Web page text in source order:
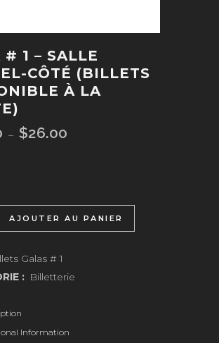
# 1 – SALLE
CÔTÉ (BILLETS
À LA
– $26.00
$26.00
AJOUTER AU PANIER
Galas # 1
: Billetterie
Information